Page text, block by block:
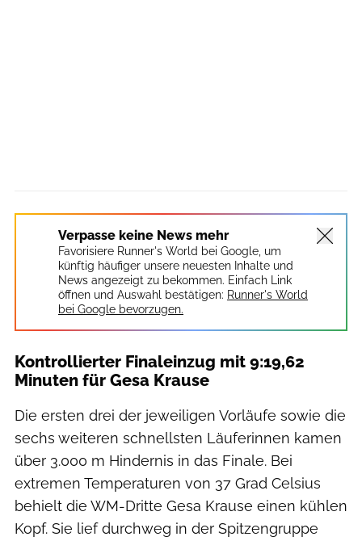
Verpasse keine News mehr
Favorisiere Runner's World bei Google, um
künftig häufiger unsere neuesten Inhalte und
News angezeigt zu bekommen. Einfach Link
öffnen und Auswahl bestätigen: Runner's World
bei Google bevorzugen.
Kontrollierter Finaleinzug mit 9:19,62
Minuten für Gesa Krause
Die ersten drei der jeweiligen Vorläufe sowie die
sechs weiteren schnellsten Läuferinnen kamen
über 3.000 m Hindernis in das Finale. Bei
extremen Temperaturen von 37 Grad Celsius
behielt die WM-Dritte Gesa Krause einen kühlen
Kopf. Sie lief durchweg in der Spitzengruppe